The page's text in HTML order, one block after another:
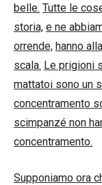
belle. Tutte le
storia, e ne
orrende, hanno
scala. Le prigioni
mattatoi sono un
concentramento
scimpanzé non
concentramento.
Supponiamo ora